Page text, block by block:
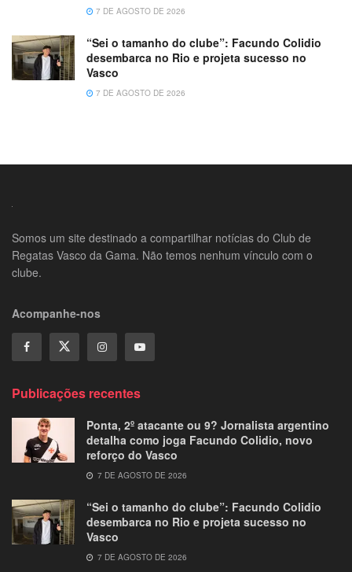
7 DE AGOSTO DE 2026
“Sei o tamanho do clube”: Facundo Colidio
desembarca no Rio e projeta sucesso no
Vasco
7 DE AGOSTO DE 2026
Somos um site destinado a compartilhar notícias do Club de
Regatas Vasco da Gama. Não temos nenhum vínculo com o
clube.
Acompanhe-nos
Publicações recentes
Ponta, 2º atacante ou 9? Jornalista argentino
detalha como joga Facundo Colidio, novo
reforço do Vasco
7 DE AGOSTO DE 2026
“Sei o tamanho do clube”: Facundo Colidio
desembarca no Rio e projeta sucesso no
Vasco
7 DE AGOSTO DE 2026